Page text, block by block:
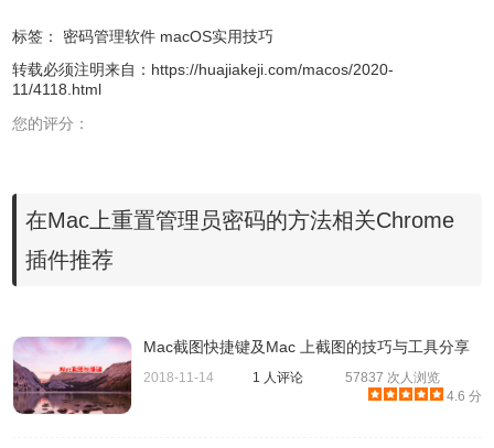
4、如果您在三次尝试之后没有看到该信息，则说明您的帐户
未设置为允许使用 Apple ID 重设密码。点击「系统偏好设置
- 用户与群组」中将「允许用户使用 Apple ID 重设密码」该
标签： 密码管理软件 macOS实用技巧
转载必须注明来自： https://huajiakeji.com/macos/2020-
11/4118.html
您的评分：
在Mac上重置管理员密码的方法相关Chrome
插件推荐
Mac截图快捷键及Mac 上截图的技巧与工具分享
2018-11-14 1 人评论
57837 次人浏览
4.6 分